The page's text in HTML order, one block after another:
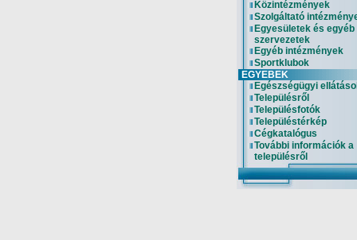
Közintézmények
Szolgáltató
Egyesületek és egyéb
szervezetek
Egyéb intézmények
Sportklubok
EGYEBEK
Egészségügyi
Településről
Településfotók
Településtérkép
Cégkatalógus
További információk a
településről